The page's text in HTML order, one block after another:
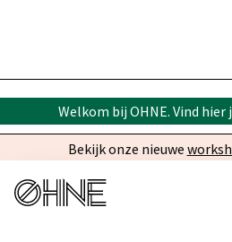
Welkom bij OHNE. Vind hier
Bekijk onze nieuwe
← Inspiratie